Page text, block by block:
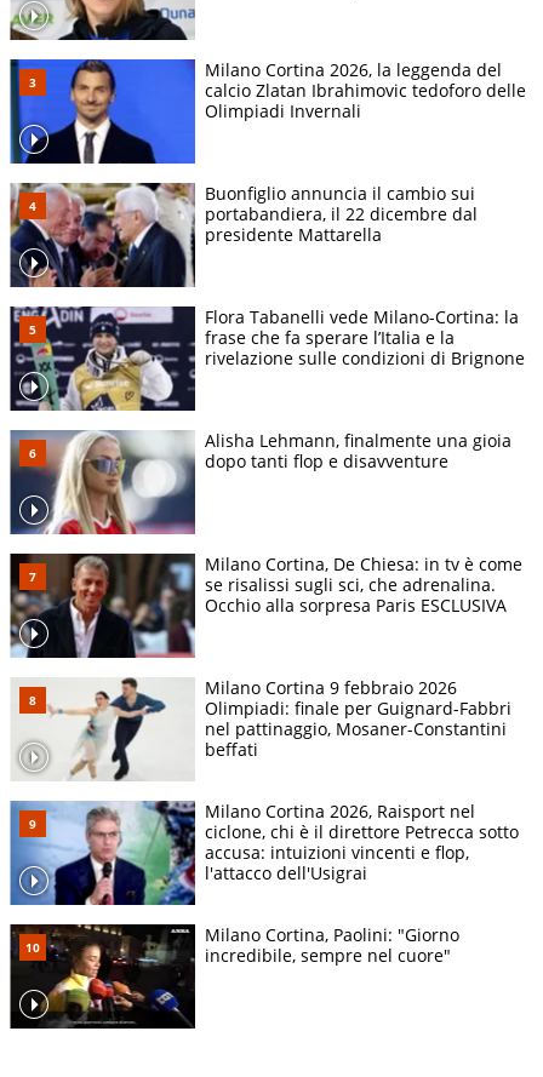
Milano Cortina 2026, la leggenda del
calcio Zlatan Ibrahimovic tedoforo delle
Olimpiadi Invernali
Buonfiglio annuncia il cambio sui
portabandiera, il 22 dicembre dal
presidente Mattarella
Flora Tabanelli vede Milano-Cortina: la
frase che fa sperare l’Italia e la
rivelazione sulle condizioni di Brignone
Alisha Lehmann, finalmente una gioia
dopo tanti flop e disavventure
Milano Cortina, De Chiesa: in tv è come
se risalissi sugli sci, che adrenalina.
Occhio alla sorpresa Paris ESCLUSIVA
Milano Cortina 9 febbraio 2026
Olimpiadi: finale per Guignard-Fabbri
nel pattinaggio, Mosaner-Constantini
beffati
Milano Cortina 2026, Raisport nel
ciclone, chi è il direttore Petrecca sotto
accusa: intuizioni vincenti e flop,
l'attacco dell'Usigrai
Milano Cortina, Paolini: "Giorno
incredibile, sempre nel cuore"